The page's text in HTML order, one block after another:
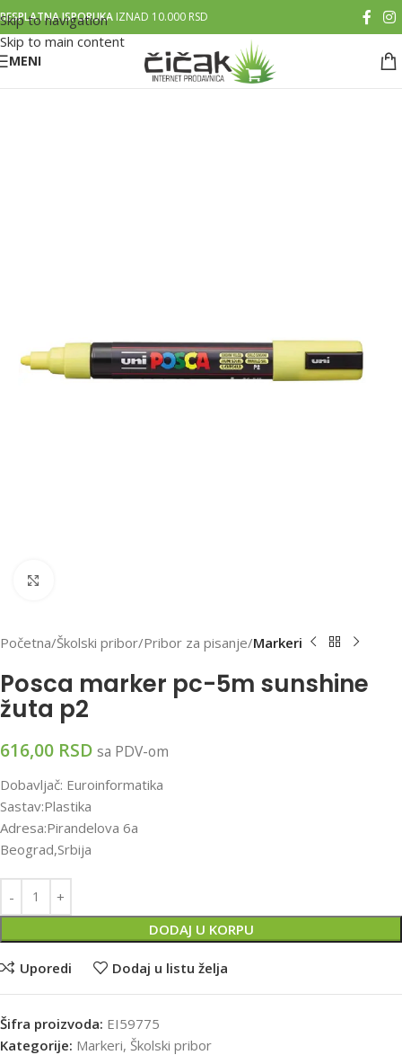
Skip to navigation
Skip to main content
BESPLATNA ISPORUKA IZNAD 10.000 RSD
MENI
Početna Školski pribor Pribor za pisanje Markeri
Posca marker pc-5m sunshine
žuta p2
616,00 RSD sa PDV-om
Dobavljač: Euroinformatika
Sastav:Plastika
Adresa:Pirandelova 6a
Beograd,Srbija
DODAJ U KORPU
Uporedi Dodaj u listu želja
Šifra proizvoda: EI59775
Kategorije: Markeri, Školski pribor